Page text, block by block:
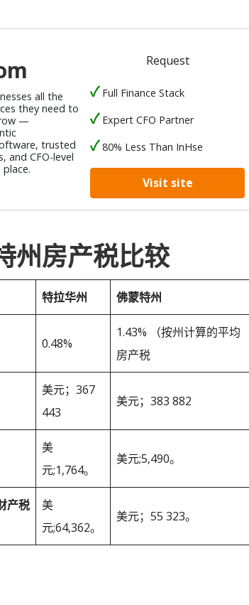
all the
they need to
—
trusted
and CFO-level
Request
Full Finance Stack
Expert CFO Partner
80% Less Than InHse
Visit site
州房产税比较
特拉华州 佛蒙特州
0.48%
1.43% （按州计算的平均
房产税
美元；367
443
美元；383 882
美
元;1,764。
美元;5,490。
产税
美
元;64,362。
美元；55 323。